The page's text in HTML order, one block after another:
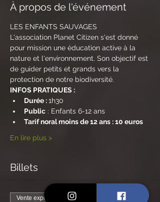
À propos de l'événement
LES ENFANTS SAUVAGES
L'association Planet Citizen s'est donné
pour mission une éducation active à la
nature et l'environnement. Son objectif est
de guider petits et grands vers la
protection de notre biodiversité.
INFOS PRATIQUES :
Durée : 1h30
Public : Enfants 6-12 ans
Tarif noral moins de 12 ans : 10 euros
En lire plus >
Billets
Vente expirée